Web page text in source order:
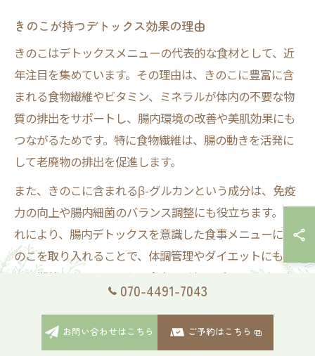
きのこが持つデトックス効果の理由
きのこはデトックスメニューの代表的な食材として、近
年注目を集めています。その理由は、きのこに豊富に含
まれる食物繊維やビタミン、ミネラルが体内の不要な物
質の排出をサポートし、腸内環境の改善や美肌効果にも
つながるためです。特に食物繊維は、腸の動きを活発に
して老廃物の排出を促進します。
また、きのこに含まれるβ-グルカンという成分は、免疫
力の向上や腸内細菌のバランス調整にも役立ちます。こ
れにより、腸内デトックスを意識した食事メニューにき
のこを取り入れることで、体調管理やダイエットにも効
果が期待できます。日々の食事に手軽にプラスできる点
も、忙しい方におすすめの理由です。
実際の口コミでは、「きのこを毎日食べるようになって
から便通が良くなり、肌もきれいになった」といった体
070-4491-7043
お問い合わせはこちら ご予約はこちら